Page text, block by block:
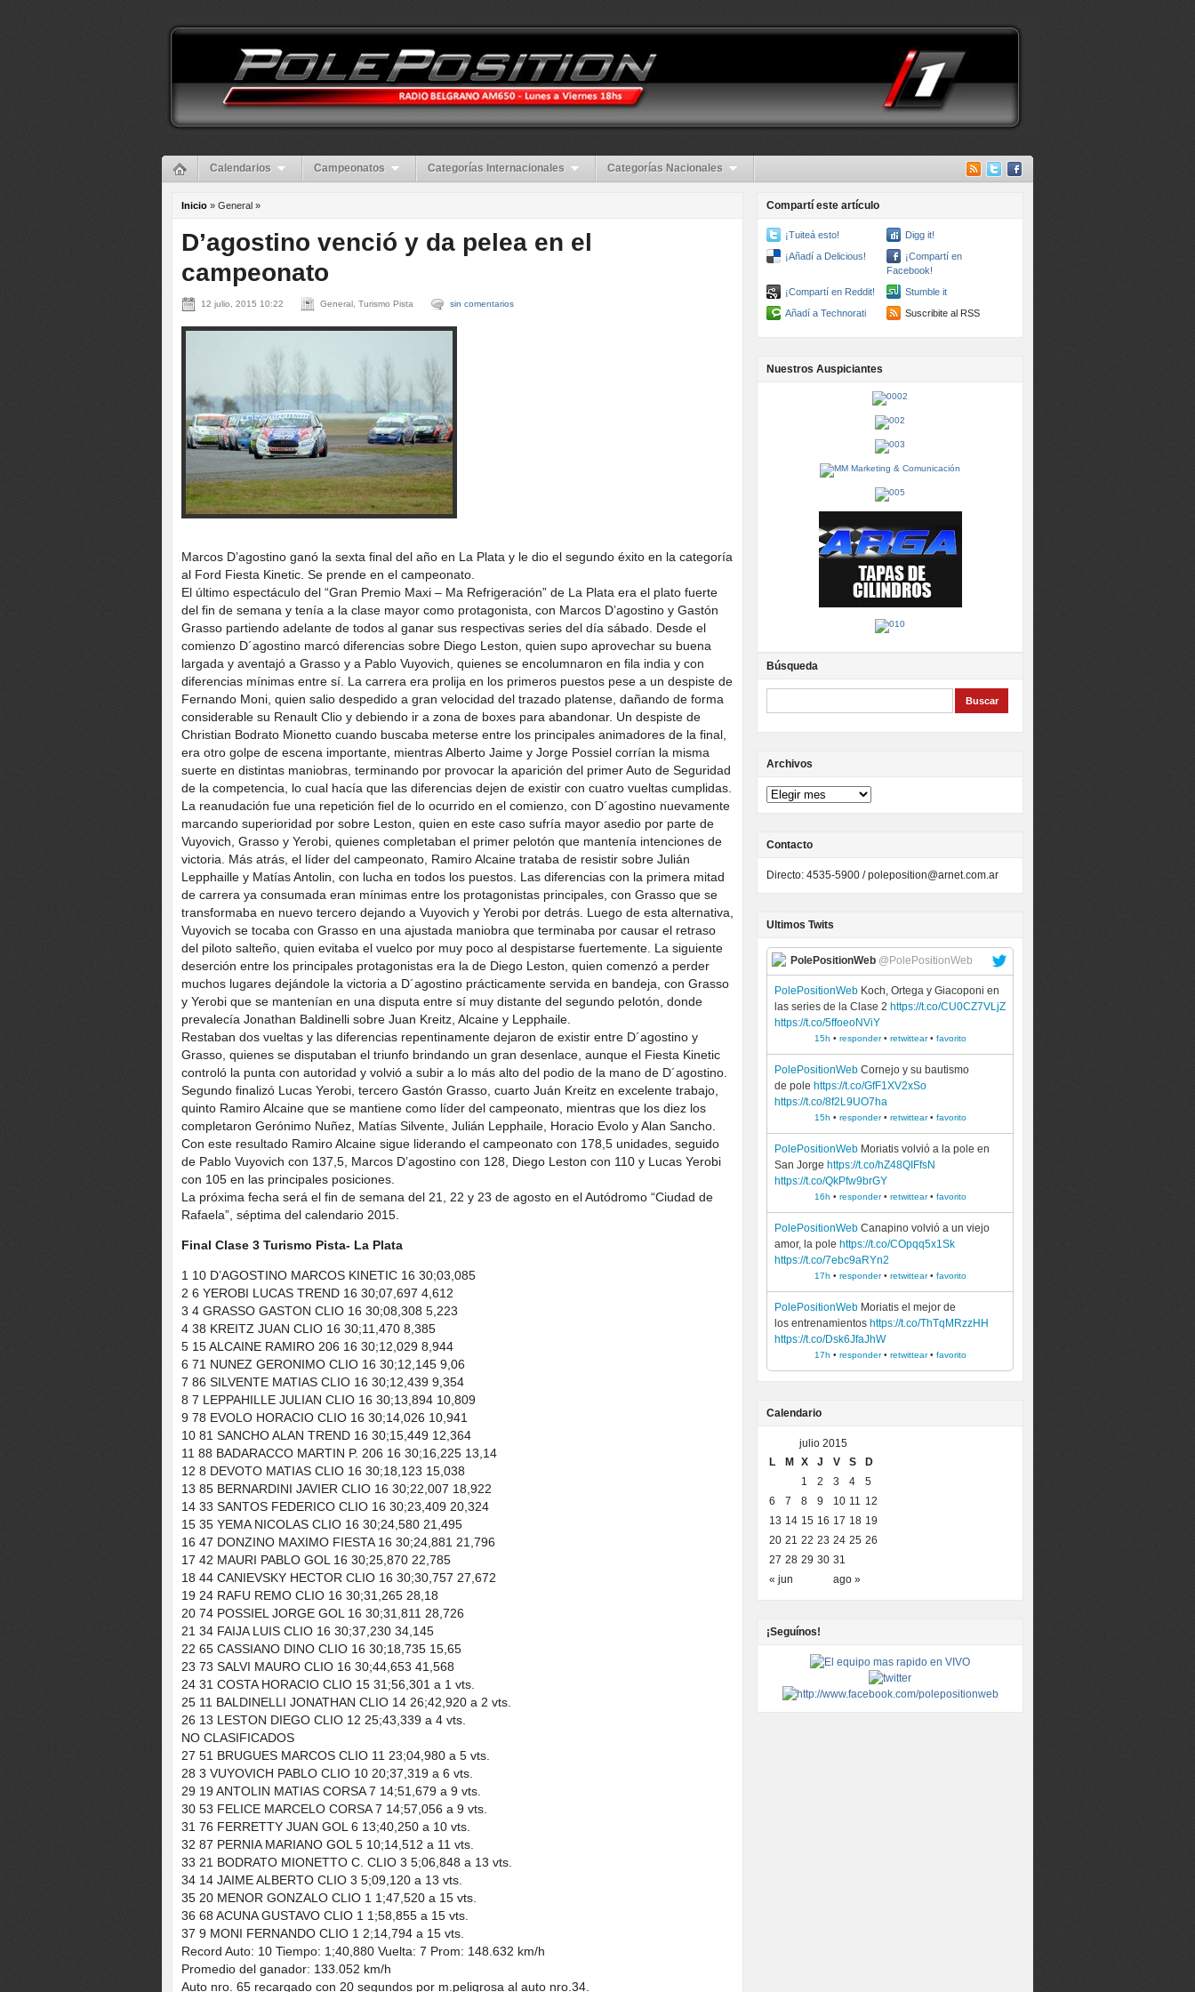
Calendarios Campeonatos Categorías Internacionales Categorías Nacionales
Inicio » General »
D’agostino venció y da pelea en el
campeonato
12 julio, 2015 10:22 General, Turismo Pista sin comentarios
Marcos D’agostino ganó la sexta final del año en La Plata y le dio el segundo éxito en la categoría
al Ford Fiesta Kinetic. Se prende en el campeonato.
El último espectáculo del “Gran Premio Maxi – Ma Refrigeración” de La Plata era el plato fuerte
del fin de semana y tenía a la clase mayor como protagonista, con Marcos D’agostino y Gastón
Grasso partiendo adelante de todos al ganar sus respectivas series del día sábado. Desde el
comienzo D´agostino marcó diferencias sobre Diego Leston, quien supo aprovechar su buena
largada y aventajó a Grasso y a Pablo Vuyovich, quienes se encolumnaron en fila india y con
diferencias mínimas entre sí. La carrera era prolija en los primeros puestos pese a un despiste de
Fernando Moni, quien salio despedido a gran velocidad del trazado platense, dañando de forma
considerable su Renault Clio y debiendo ir a zona de boxes para abandonar. Un despiste de
Christian Bodrato Mionetto cuando buscaba meterse entre los principales animadores de la final,
era otro golpe de escena importante, mientras Alberto Jaime y Jorge Possiel corrían la misma
suerte en distintas maniobras, terminando por provocar la aparición del primer Auto de Seguridad
de la competencia, lo cual hacía que las diferencias dejen de existir con cuatro vueltas cumplidas.
La reanudación fue una repetición fiel de lo ocurrido en el comienzo, con D´agostino nuevamente
marcando superioridad por sobre Leston, quien en este caso sufría mayor asedio por parte de
Vuyovich, Grasso y Yerobi, quienes completaban el primer pelotón que mantenía intenciones de
victoria. Más atrás, el líder del campeonato, Ramiro Alcaine trataba de resistir sobre Julián
Lepphaille y Matías Antolin, con lucha en todos los puestos. Las diferencias con la primera mitad
de carrera ya consumada eran mínimas entre los protagonistas principales, con Grasso que se
transformaba en nuevo tercero dejando a Vuyovich y Yerobi por detrás. Luego de esta alternativa,
Vuyovich se tocaba con Grasso en una ajustada maniobra que terminaba por causar el retraso
del piloto salteño, quien evitaba el vuelco por muy poco al despistarse fuertemente. La siguiente
deserción entre los principales protagonistas era la de Diego Leston, quien comenzó a perder
muchos lugares dejándole la victoria a D´agostino prácticamente servida en bandeja, con Grasso
y Yerobi que se mantenían en una disputa entre sí muy distante del segundo pelotón, donde
prevalecía Jonathan Baldinelli sobre Juan Kreitz, Alcaine y Lepphaile.
Restaban dos vueltas y las diferencias repentinamente dejaron de existir entre D´agostino y
Grasso, quienes se disputaban el triunfo brindando un gran desenlace, aunque el Fiesta Kinetic
controló la punta con autoridad y volvió a subir a lo más alto del podio de la mano de D´agostino.
Segundo finalizó Lucas Yerobi, tercero Gastón Grasso, cuarto Juán Kreitz en excelente trabajo,
quinto Ramiro Alcaine que se mantiene como líder del campeonato, mientras que los diez los
completaron Gerónimo Nuñez, Matías Silvente, Julián Lepphaile, Horacio Evolo y Alan Sancho.
Con este resultado Ramiro Alcaine sigue liderando el campeonato con 178,5 unidades, seguido
de Pablo Vuyovich con 137,5, Marcos D’agostino con 128, Diego Leston con 110 y Lucas Yerobi
con 105 en las principales posiciones.
La próxima fecha será el fin de semana del 21, 22 y 23 de agosto en el Autódromo “Ciudad de
Rafaela”, séptima del calendario 2015.
Final Clase 3 Turismo Pista- La Plata
1 10 D’AGOSTINO MARCOS KINETIC 16 30;03,085
2 6 YEROBI LUCAS TREND 16 30;07,697 4,612
3 4 GRASSO GASTON CLIO 16 30;08,308 5,223
4 38 KREITZ JUAN CLIO 16 30;11,470 8,385
5 15 ALCAINE RAMIRO 206 16 30;12,029 8,944
6 71 NUNEZ GERONIMO CLIO 16 30;12,145 9,06
7 86 SILVENTE MATIAS CLIO 16 30;12,439 9,354
8 7 LEPPAHILLE JULIAN CLIO 16 30;13,894 10,809
9 78 EVOLO HORACIO CLIO 16 30;14,026 10,941
10 81 SANCHO ALAN TREND 16 30;15,449 12,364
11 88 BADARACCO MARTIN P. 206 16 30;16,225 13,14
12 8 DEVOTO MATIAS CLIO 16 30;18,123 15,038
13 85 BERNARDINI JAVIER CLIO 16 30;22,007 18,922
14 33 SANTOS FEDERICO CLIO 16 30;23,409 20,324
15 35 YEMA NICOLAS CLIO 16 30;24,580 21,495
16 47 DONZINO MAXIMO FIESTA 16 30;24,881 21,796
17 42 MAURI PABLO GOL 16 30;25,870 22,785
18 44 CANIEVSKY HECTOR CLIO 16 30;30,757 27,672
19 24 RAFU REMO CLIO 16 30;31,265 28,18
20 74 POSSIEL JORGE GOL 16 30;31,811 28,726
21 34 FAIJA LUIS CLIO 16 30;37,230 34,145
22 65 CASSIANO DINO CLIO 16 30;18,735 15,65
23 73 SALVI MAURO CLIO 16 30;44,653 41,568
24 31 COSTA HORACIO CLIO 15 31;56,301 a 1 vts.
25 11 BALDINELLI JONATHAN CLIO 14 26;42,920 a 2 vts.
26 13 LESTON DIEGO CLIO 12 25;43,339 a 4 vts.
NO CLASIFICADOS
27 51 BRUGUES MARCOS CLIO 11 23;04,980 a 5 vts.
28 3 VUYOVICH PABLO CLIO 10 20;37,319 a 6 vts.
29 19 ANTOLIN MATIAS CORSA 7 14;51,679 a 9 vts.
30 53 FELICE MARCELO CORSA 7 14;57,056 a 9 vts.
31 76 FERRETTY JUAN GOL 6 13;40,250 a 10 vts.
32 87 PERNIA MARIANO GOL 5 10;14,512 a 11 vts.
33 21 BODRATO MIONETTO C. CLIO 3 5;06,848 a 13 vts.
34 14 JAIME ALBERTO CLIO 3 5;09,120 a 13 vts.
35 20 MENOR GONZALO CLIO 1 1;47,520 a 15 vts.
36 68 ACUNA GUSTAVO CLIO 1 1;58,855 a 15 vts.
37 9 MONI FERNANDO CLIO 1 2;14,794 a 15 vts.
Record Auto: 10 Tiempo: 1;40,880 Vuelta: 7 Prom: 148.632 km/h
Promedio del ganador: 133.052 km/h
Auto nro. 65 recargado con 20 segundos por m.peligrosa al auto nro.34.
Compartí este artículo
¡Tuiteá esto!
Digg it!
¡Añadí a Delicious!
¡Compartí en
Facebook!
¡Compartí en Reddit!
Stumble it
Añadí a Technorati
Suscribite al RSS
Nuestros Auspiciantes
Búsqueda
Archivos
Contacto
Directo: 4535-5900 /poleposition@arnet.com.ar
Ultimos Twits
PolePositionWeb @PolePositionWeb
PolePositionWeb Koch, Ortega y Giacoponi en
las series de la Clase 2 https://t.co/CU0CZ7VLjZ
https://t.co/5ffoeoNViY
15h • responder• retwittear• favorito
PolePositionWeb Cornejo y su bautismo
de pole https://t.co/GfF1XV2xSo
https://t.co/8f2L9UO7ha
15h • responder• retwittear• favorito
PolePositionWeb Moriatis volvió a la pole en
San Jorge https://t.co/hZ48QIFfsN
https://t.co/QkPfw9brGY
16h • responder• retwittear• favorito
PolePositionWeb Canapino volvió a un viejo
amor, la pole https://t.co/COpqq5x1Sk
https://t.co/7ebc9aRYn2
17h • responder• retwittear• favorito
PolePositionWeb Moriatis el mejor de
los entrenamientos https://t.co/ThTqMRzzHH
https://t.co/Dsk6JfaJhW
17h • responder• retwittear• favorito
Calendario
julio 2015
L
M X J V S D
« jun ago »
1 2 3 4
5
6
7 8 9 10 11 12
13 14 15 16 17 18 19
20 21 22 23 24 25 26
27 28 29 30 31
¡Seguínos!